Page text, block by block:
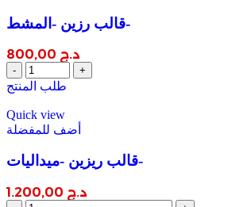
قالب رزين -المشط-
د.ج
قالب
رزين
quantity
طلب المنتج
Quick view
أضف للمفضلة
قالب ريزين -ميداليات-
د.ج